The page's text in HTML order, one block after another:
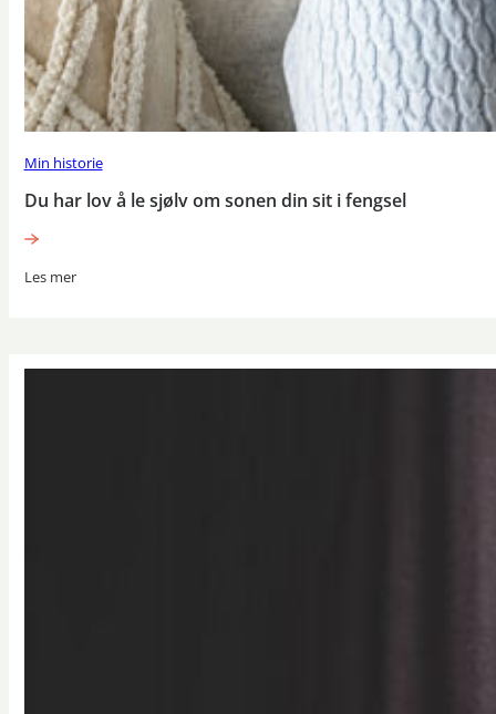
Min historie
Du har lov å le sjølv om sonen din sit i fengsel
Les mer